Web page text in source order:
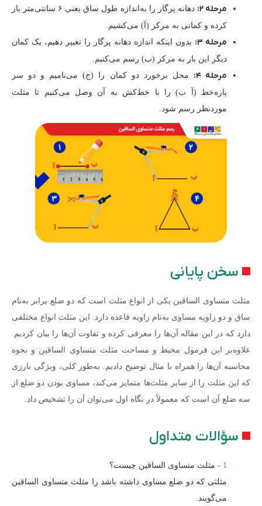
مرحله ۲:
دهانه پرگار را به‌اندازه طول ساق یعنی ۶ سانتی‌متر باز
کرده و کمانی به مرکز (آ) می‌کشیم.
مرحله ۳:
بدون اینکه اندازه دهانه پرگار را تغییر دهیم، یک کمان
دیگر این بار به مرکز (ب) رسم می‌کنیم.
مرحله ۴:
محل برخورد دو کمان را (ج) می‌نامیم و دو سر
پاره‌خط (آ ب) را با خط‌کش به آن وصل می‌کنیم تا مثلث
موردنظر رسم شود.
سخن پایانی
مثلث متساوی الساقین یکی از انواع مثلث است که دو ضلع برابر به‌نام
ساق و دو زاویه مساوی به‌نام زاویه قاعده دارد. این مثلث انواع مختلفی
دارد که در این مقاله آن‌ها را معرفی کرده و تفاوت آن‌ها را بیان کردیم.
علاوه‌بر این فرمول محیط و مساحت مثلث متساوی الساقین و نحوه
محاسبه آن‌ها را همراه با مثال توضیح دادیم. به‌طور کلی، ویژگی بارزی
که این مثلث را از سایر مثلث‌ها متمایز می‌کند، مساوی بودن دو ضلع از
سه ضلع آن است که معمولاً در نگاه اول می‌توان آن را تشخیص داد.
سؤالات متداول
مثلث متساوی الساقین چیست؟
مثلثی که دو ضلع مساوی داشته باشد را مثلث متساوی الساقین
می‌گویند.